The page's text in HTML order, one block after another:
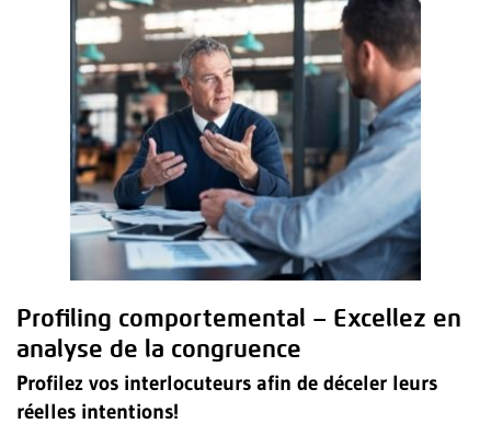
Profiling comportemental – Excellez en
analyse de la congruence
Profilez vos interlocuteurs afin de déceler leurs
réelles intentions!